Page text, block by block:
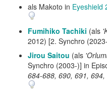
als Makoto in Eyeshield
Fumihiko Tachiki (als
2012) [2. Synchro
Jirou Saitou (als
Synchro (2003-)] in
684-688, 690, 691,